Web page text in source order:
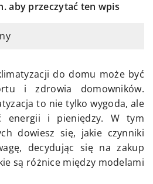
aby przeczytać ten wpis
do domu może być
i zdrowia domowników.
to nie tylko wygoda, ale
energii i pieniędzy. W tym
dowiesz się, jakie czynniki
decydując się na zakup
są różnice między modelami